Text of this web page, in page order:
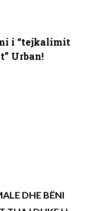
i “tejkalimit
Urban!
DHE BËNI